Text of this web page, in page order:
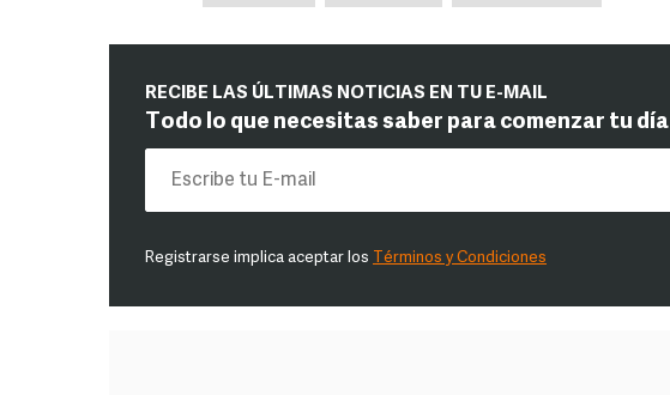
RECIBE LAS ÚLTIMAS NOTICIAS EN TU E-MAIL
Todo lo que necesitas saber para comenzar tu día
Registrarse implica aceptar los Términos y Condiciones